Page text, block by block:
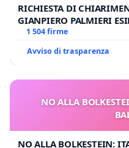
RICHIESTA DI
GIANPIERO PALMIERI
1 504 firme
Avviso di trasparenza
NO ALLA
NO ALLA BOLKESTEIN: